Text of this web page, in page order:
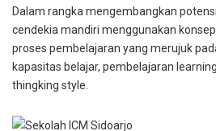
Dalam rangka mengembangkan
cendekia mandiri menggunakan
proses pembelajaran yang merujuk
kapasitas belajar, pembelajaran
thingking style.